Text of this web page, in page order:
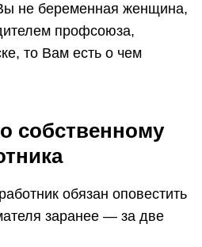
не беременная женщина,
профсоюза,
то Вам есть о чем
собственному
обязан оповестить
заранее — за две